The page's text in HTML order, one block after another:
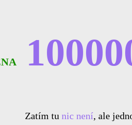
Zatím tu nic není, ale